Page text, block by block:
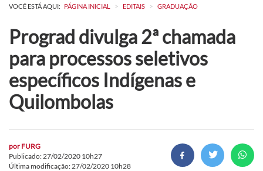
VOCÊ ESTÁ AQUI: PÁGINA INICIAL > EDITAIS > GRADUAÇÃO
Prograd divulga 2ª chamada
para processos seletivos
específicos Indígenas e
Quilombolas
por FURG
Publicado: 27/02/2020 10h27
Última modificação: 27/02/2020 10h28